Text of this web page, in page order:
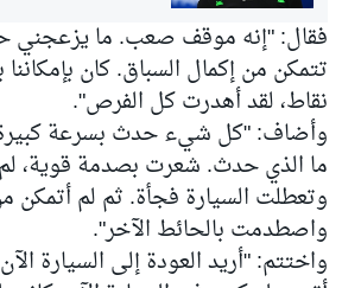
فقال: "إنه موقف صعب. ما يزعجني
تتمكن من إكمال السباق. كان
نقاط، لقد أهدرت كل الفرص".
وأضاف: "كل شيء حدث بسرعة كبيرة،
ما الذي حدث. شعرت بصدمة قوية، لم
وتعطلت السيارة فجأة. ثم لم أتمكن
واصطدمت بالحائط الآخر".
واختتم: "أريد العودة إلى السيارة